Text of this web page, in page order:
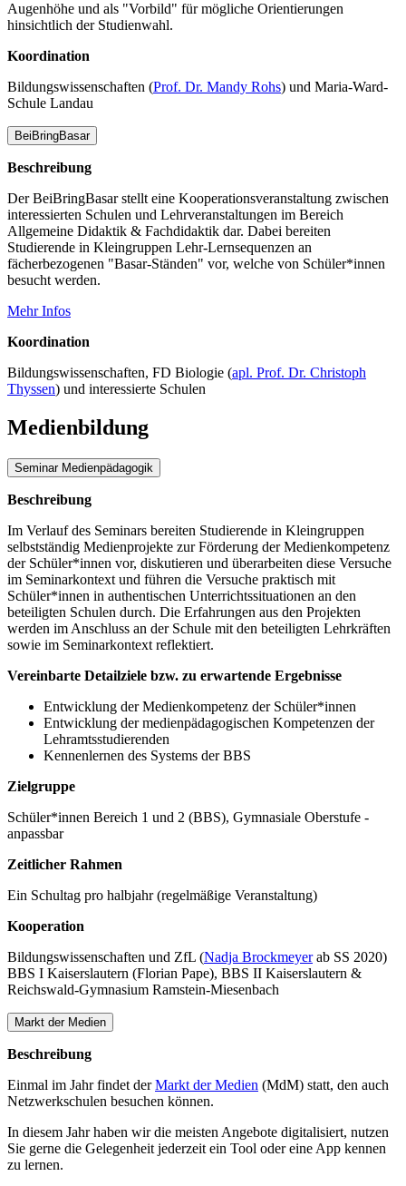
Augenhöhe und als "Vorbild" für mögliche Orientierungen
hinsichtlich der Studienwahl.
Koordination
Bildungswissenschaften (Prof. Dr. Mandy Rohs) und Maria-Ward-
Schule Landau
BeiBringBasar
Beschreibung
Der BeiBringBasar stellt eine Kooperationsveranstaltung zwischen
interessierten Schulen und Lehrveranstaltungen im Bereich
Allgemeine Didaktik & Fachdidaktik dar. Dabei bereiten
Studierende in Kleingruppen Lehr-Lernsequenzen an
fächerbezogenen "Basar-Ständen" vor, welche von Schüler*innen
besucht werden.
Mehr Infos
Koordination
Bildungswissenschaften, FD Biologie (apl. Prof. Dr. Christoph
Thyssen) und interessierte Schulen
Medienbildung
Seminar Medienpädagogik
Beschreibung
Im Verlauf des Seminars bereiten Studierende in Kleingruppen
selbstständig Medienprojekte zur Förderung der Medienkompetenz
der Schüler*innen vor, diskutieren und überarbeiten diese Versuche
im Seminarkontext und führen die Versuche praktisch mit
Schüler*innen in authentischen Unterrichtssituationen an den
beteiligten Schulen durch. Die Erfahrungen aus den Projekten
werden im Anschluss an der Schule mit den beteiligten Lehrkräften
sowie im Seminarkontext reflektiert.
Vereinbarte Detailziele bzw. zu erwartende Ergebnisse
Entwicklung der Medienkompetenz der Schüler*innen
Entwicklung der medienpädagogischen Kompetenzen der
Lehramtsstudierenden
Kennenlernen des Systems der BBS
Zielgruppe
Schüler*innen Bereich 1 und 2 (BBS), Gymnasiale Oberstufe -
anpassbar
Zeitlicher Rahmen
Ein Schultag pro halbjahr (regelmäßige Veranstaltung)
Kooperation
Bildungswissenschaften und ZfL (Nadja Brockmeyerab SS 2020)
BBS I Kaiserslautern (Florian Pape), BBS II Kaiserslautern &
Reichswald-Gymnasium Ramstein-Miesenbach
Markt der Medien
Beschreibung
Einmal im Jahr findet derMarkt der Medien (MdM) statt, den auch
Netzwerkschulen besuchen können.
In diesem Jahr haben wir die meisten Angebote digitalisiert, nutzen
Sie gerne die Gelegenheit jederzeit ein Tool oder eine App kennen
zu lernen.